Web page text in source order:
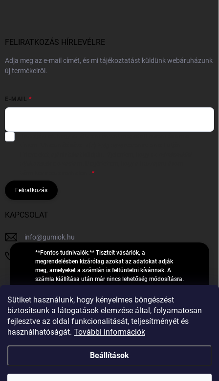
Sütiket használunk, hogy kényelmes böngészést
biztosítsunk a látogatások elemzése által, folyamatosan
fejlesztve az oldal funkcionalitását, teljesítményét és
használhatóságát. További információk
Beállítások
**Fontos tudnivalók:** Tisztelt vásárlók, a
megrendelésben kizárólag azokat az adatokat adják
meg, amelyeket a számlán is feltüntetni kívánnak. A
számla kiállítása után már nincs lehetőség módosításra.
feldolgozása” státusz alatt van lehetőség! Csak új,
**2023-ban, 2024-ben vagy 2025-ben** gyártott
gumiabroncsokat árusítunk – a gumik **pontos DOT-
számáról nem adunk felvilágosítást**! Köszönjük. A
feldolgozás alatt álló nagyszámú megrendelésre
vagy feldolgozásáról való tájékoztatásra. Csak
válaszolunk a **[gumisuperke@gmail.com]
FELIRATKOZÁS HÍRLEVÉLRE
Adja meg az e-mail címét, és mi tájékoztatást küldünk webáruházunk
új termékeiről.
E-MAIL
Feliratkozás
KAPCSOLAT
info@gumiok.hu
+36705429902
R
U
K
E
R
Árukereső.hu
gumiok